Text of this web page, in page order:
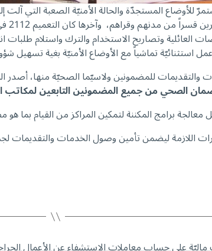
للأوضاع المستجدّة والحالة الأمنيّة الصعبة
2112 في 2/10/2023 الذي سمح بموجبه لجميع المؤسسات والسائقين العموميين
العائلية وتصاريح الاستخدام والترك
استثنائيّة تماشياً مع الأوضاع الأمنيّة بغية
للمضمونين ولاسيّما الصحيّة منها، أصدر
الصحي من جميع المضمونين التابعين لمكاتب
برامج المكننة لتمكين المراكز من القيام بما
اللازمة ليضمن تأمين وصول الخدمات